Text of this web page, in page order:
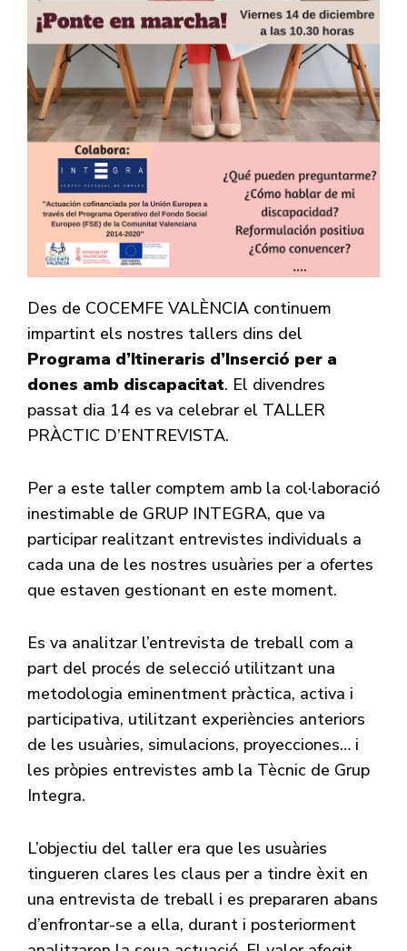
Des de COCEMFE VALÈNCIA continuem
impartint els nostres tallers dins del
Programa d’Itineraris d’Inserció per a
dones amb discapacitat. El divendres
passat dia 14 es va celebrar el TALLER
PRÀCTIC D’ENTREVISTA.
Per a este taller comptem amb la col·laboració
inestimable de GRUP INTEGRA, que va
participar realitzant entrevistes individuals a
cada una de les nostres usuàries per a ofertes
que estaven gestionant en este moment.
Es va analitzar l’entrevista de treball com a
part del procés de selecció utilitzant una
metodologia eminentment pràctica, activa i
participativa, utilitzant experiències anteriors
de les usuàries, simulacions, proyecciones… i
les pròpies entrevistes amb la Tècnic de Grup
Integra.
L’objectiu del taller era que les usuàries
tingueren clares les claus per a tindre èxit en
una entrevista de treball i es prepararen abans
d’enfrontar-se a ella, durant i posteriorment